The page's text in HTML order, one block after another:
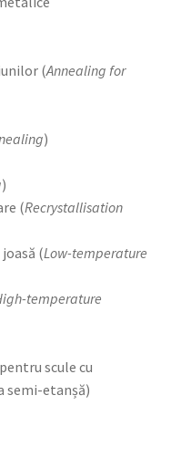
(Annealing for
)
)
(Recrystallisation
(Low-temperature
temperature
scule cu
semi-etanșă)